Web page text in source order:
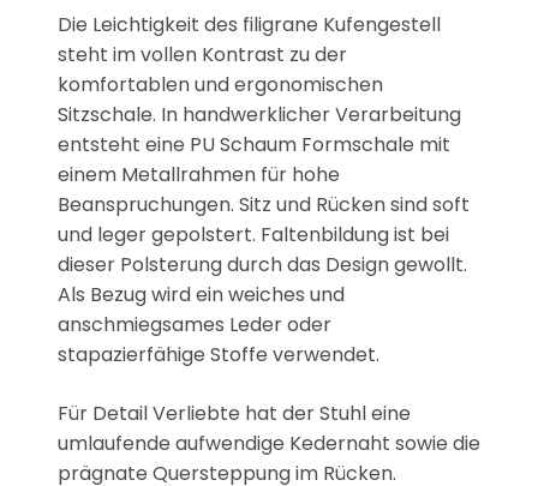
Die Leichtigkeit des filigrane Kufengestell
steht im vollen Kontrast zu der
komfortablen und ergonomischen
Sitzschale. In handwerklicher Verarbeitung
entsteht eine PU Schaum Formschale mit
einem Metallrahmen für hohe
Beanspruchungen. Sitz und Rücken sind soft
und leger gepolstert. Faltenbildung ist bei
dieser Polsterung durch das Design gewollt.
Als Bezug wird ein weiches und
anschmiegsames Leder oder
stapazierfähige Stoffe verwendet.
Für Detail Verliebte hat der Stuhl eine
umlaufende aufwendige Kedernaht sowie die
prägnate Quersteppung im Rücken.